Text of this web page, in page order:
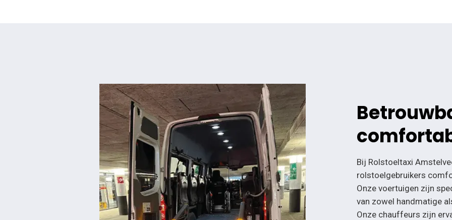
Bij Rolstoeltaxi
rolstoelgebruikers
Onze voertuigen zijn
van zowel handmatige
Onze chauffeurs zijn